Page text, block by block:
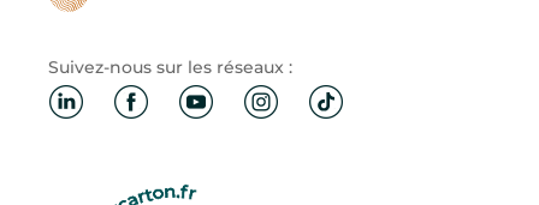
Suivez-nous sur les réseaux :